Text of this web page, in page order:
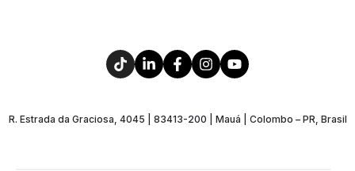
R. Estrada da Graciosa, 4045 | 83413-200 | Mauá | Colombo – PR, Brasil